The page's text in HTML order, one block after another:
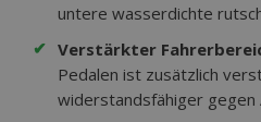
untere wasserdichte
✔ Verstärkter
Pedalen ist zusätzlich
widerstandsfähiger gegen